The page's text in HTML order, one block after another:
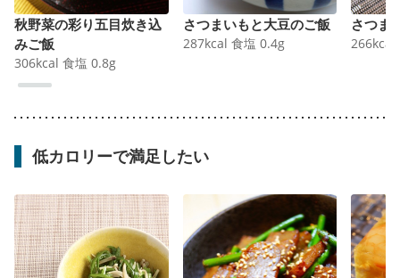
秋野菜の彩り五目炊き込
みご飯
306kcal 食塩 0.8g
さつまいもと大豆のご飯
287kcal 食塩 0.4g
さつま
266kcal
低カロリーで満足したい